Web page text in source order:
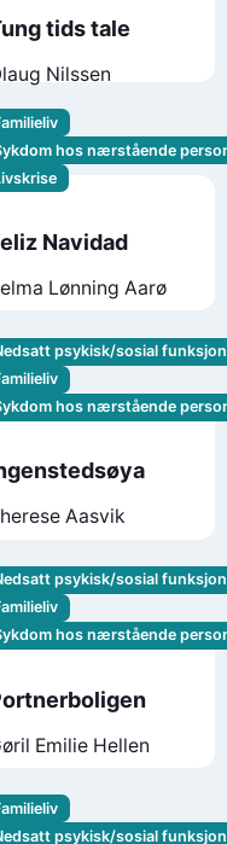
tids tale
Nilssen
hos nærstående
Navidad
Lønning Aarø
psykisk/sosial
hos nærstående
Aasvik
psykisk/sosial
hos nærstående
Emilie Hellen
psykisk/sosial